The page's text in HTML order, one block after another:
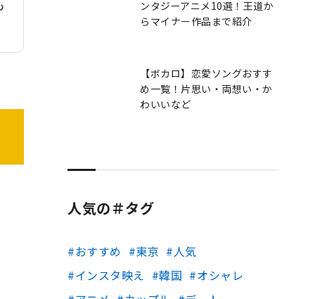
ンタジーアニメ10選！王道か
らマイナー作品まで紹介
【ボカロ】恋愛ソングおすす
め一覧！片思い・両想い・か
わいいなど
人気の＃タグ
おすすめ 東京
人気
インスタ映え
韓国
オシャレ